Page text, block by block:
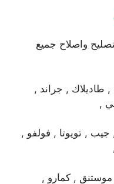
واصلاح جميع
, طاديلاك , جراند ,
,
جيب , تويوتا , فولفو ,
موستنق , كمارو ,